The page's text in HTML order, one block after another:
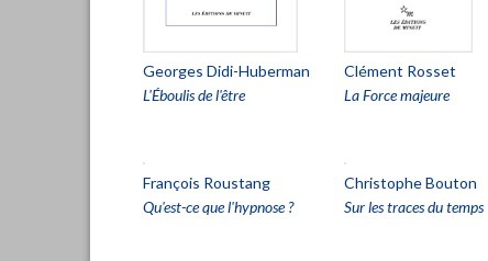
Georges Didi-Huberman
L'Éboulis de l'être
Clément Rosset
La Force majeure
François Roustang
Qu'est-ce que l'hypnose ?
Christophe Bouton
Sur les traces du temps